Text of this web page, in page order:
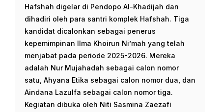
Hafshah digelar di Pendopo Al-Khadijah dan
dihadiri oleh para santri komplek Hafshah. Tiga
kandidat dicalonkan sebagai penerus
kepemimpinan Ilma Khoirun Ni’mah yang telah
menjabat pada periode 2025-2026. Mereka
adalah Nur Mujahadah sebagai calon nomor
satu, Ahyana Etika sebagai calon nomor dua, dan
Aindana Lazulfa sebagai calon nomor tiga.
Kegiatan dibuka oleh Niti Sasmina Zaezafi